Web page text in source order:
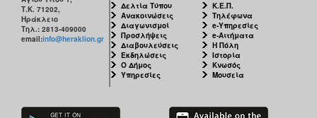
Τ.Κ. 71202,
Ηράκλειο
Τηλ.: 2813-409000
email:info@heraklion.gr
Δελτία Τύπου
Ανακοινώσεις
Διαγωνισμοί
Προσλήψεις
Διαβουλεύσεις
Εκδηλώσεις
Ο Δήμος
Υπηρεσίες
Κ.Ε.Π.
Τηλέφωνα
e-Υπηρεσίες
e-Αιτήματα
Η Πόλη
Ιστορία
Κνωσός
Μουσεία